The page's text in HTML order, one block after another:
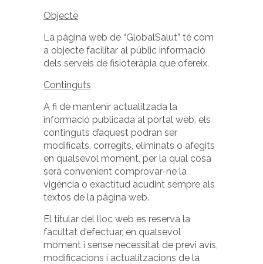
Objecte
La pàgina web de “GlobalSalut” té com
a objecte facilitar al públic informació
dels serveis de fisioteràpia que ofereix.
Continguts
A fi de mantenir actualitzada la
informació publicada al portal web, els
continguts d’aquest podran ser
modificats, corregits, eliminats o afegits
en qualsevol moment, per la qual cosa
serà convenient comprovar-ne la
vigència o exactitud acudint sempre als
textos de la pàgina web.
El titular del lloc web es reserva la
facultat d’efectuar, en qualsevol
moment i sense necessitat de previ avís,
modificacions i actualitzacions de la